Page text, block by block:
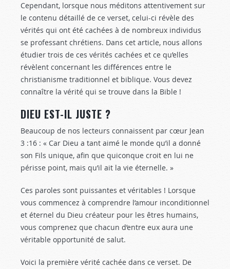
Cependant, lorsque nous méditons attentivement sur
le contenu détaillé de ce verset, celui-ci révèle des
vérités qui ont été cachées à de nombreux individus
se professant chrétiens. Dans cet article, nous allons
étudier trois de ces vérités cachées et ce qu’elles
révèlent concernant les différences entre le
christianisme traditionnel et biblique. Vous devez
connaître la vérité qui se trouve dans la Bible !
DIEU EST-IL JUSTE ?
Beaucoup de nos lecteurs connaissent par cœur Jean
3 :16 : « Car Dieu a tant aimé le monde qu’il a donné
son Fils unique, afin que quiconque croit en lui ne
périsse point, mais qu’il ait la vie éternelle. »
Ces paroles sont puissantes et véritables ! Lorsque
vous commencez à comprendre l’amour inconditionnel
et éternel du Dieu créateur pour les êtres humains,
vous comprenez que chacun d’entre eux aura une
véritable opportunité de salut.
Voici la première vérité cachée dans ce verset. De